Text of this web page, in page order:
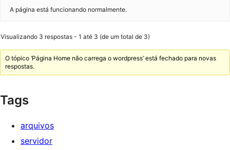
A página está funcionando normalmente.
Visualizando 3 respostas - 1 até 3 (de um total de 3)
O tópico ‘Página Home não carrega o wordpress’ está fechado para novas
respostas.
Tags
arquivos
servidor